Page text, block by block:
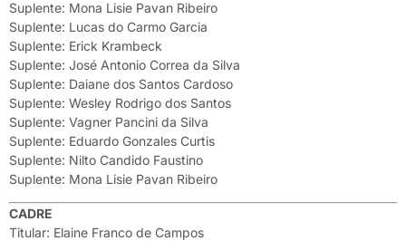
Suplente: Mona Lisie Pavan Ribeiro
Suplente: Lucas do Carmo Garcia
Suplente: Erick Krambeck
Suplente: José Antonio Correa da Silva
Suplente: Daiane dos Santos Cardoso
Suplente: Wesley Rodrigo dos Santos
Suplente: Vagner Pancini da Silva
Suplente: Eduardo Gonzales Curtis
Suplente: Nilto Candido Faustino
Suplente: Mona Lisie Pavan Ribeiro
CADRE
Titular: Elaine Franco de Campos